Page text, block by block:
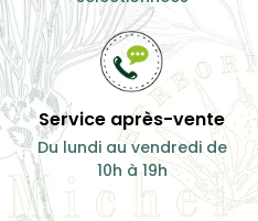
Service après-vente
Du lundi au vendredi de
10h à 19h